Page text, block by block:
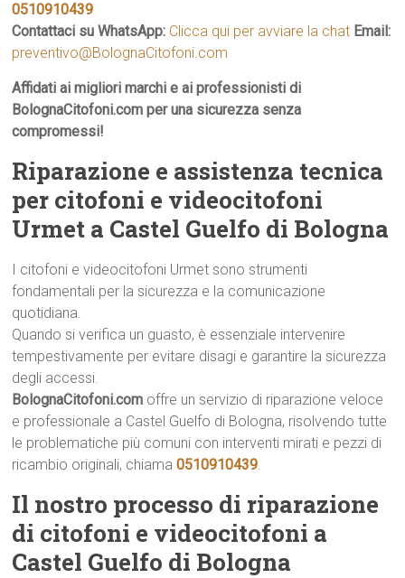
0510910439
Contattaci su WhatsApp: Clicca qui per avviare la chat Email:
preventivo@BolognaCitofoni.com
Affidati ai migliori marchi e ai professionisti di
BolognaCitofoni.com per una sicurezza senza
compromessi!
Riparazione e assistenza tecnica
per citofoni e videocitofoni
Urmet a Castel Guelfo di Bologna
I citofoni e videocitofoni Urmet sono strumenti
fondamentali per la sicurezza e la comunicazione
quotidiana.
Quando si verifica un guasto, è essenziale intervenire
tempestivamente per evitare disagi e garantire la sicurezza
degli accessi.
BolognaCitofoni.com offre un servizio di riparazione veloce
e professionale a Castel Guelfo di Bologna, risolvendo tutte
le problematiche più comuni con interventi mirati e pezzi di
ricambio originali, chiama0510910439.
Il nostro processo di riparazione
di citofoni e videocitofoni a
Castel Guelfo di Bologna